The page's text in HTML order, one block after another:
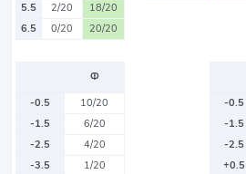
5.5
2/20
18/20
6.5
0/20 20/20
Ф
-0.5
10/20
-1.5
6/20
-2.5
4/20
-3.5
1/20
-0.5
-1.5
-2.5
+0.5